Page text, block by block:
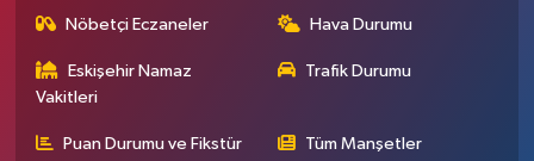
Nöbetçi Eczaneler Hava Durumu
Eskişehir Namaz
Vakitleri
Trafik Durumu
Puan Durumu ve Fikstür Tüm Manşetler